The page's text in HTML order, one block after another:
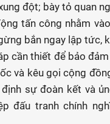
đột; bày tỏ quan
tấn công nhằm
bắn ngay lập tức,
cần thiết để bảo
và kêu gọi cộng
sự đoàn kết và
đấu tranh chính